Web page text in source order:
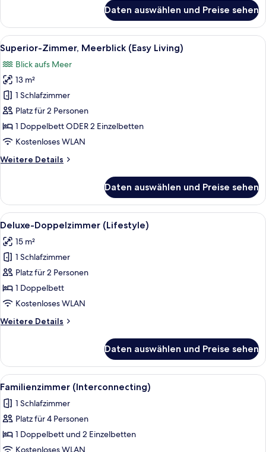
Zimmer,
Balkon
(Easy
Living)
Daten auswählen und Preise sehen
Alle
Fotos
für
Superior-
Zimmer,
Meerblick
(Easy
Living)
Blick von einem Hochhaus auf
14
Superior-Zimmer, Meerblick (Easy Living)
Blick aufs Meer
13 m²
1 Schlafzimmer
Platz für 2 Personen
1 Doppelbett ODER 2 Einzelbetten
Kostenloses WLAN
Weitere Details
Weitere
Zimmer,
Meerblick
(Easy
Daten auswählen und Preise sehen
Alle
Fotos
für
Deluxe-
Doppelzimmer
(Lifestyle)
anzeigen
Ein kleines Hotelzimmer mit Bett,
10
Deluxe-Doppelzimmer (Lifestyle)
15 m²
1 Schlafzimmer
Platz für 2 Personen
1 Doppelbett
Kostenloses WLAN
Weitere Details
Weitere
Doppelzimmer
(Lifestyle)
Daten auswählen und Preise sehen
Alle
Fotos
für
Familienzimmer
(Interconnecting)
anzeigen
Ein ordentlich bezogenes Bett mit
5
Familienzimmer (Interconnecting)
1 Schlafzimmer
Platz für 4 Personen
1 Doppelbett und 2 Einzelbetten
Kostenloses WLAN